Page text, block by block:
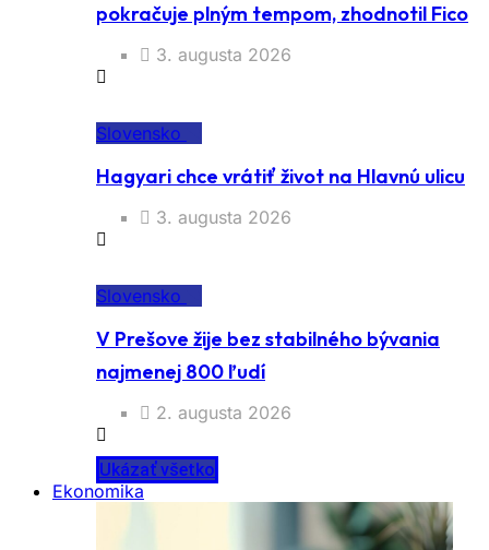
pokračuje plným tempom, zhodnotil Fico
3. augusta 2026
Slovensko
Hagyari chce vrátiť život na Hlavnú ulicu
3. augusta 2026
Slovensko
V Prešove žije bez stabilného bývania
najmenej 800 ľudí
2. augusta 2026
Ukázať všetko
Ekonomika